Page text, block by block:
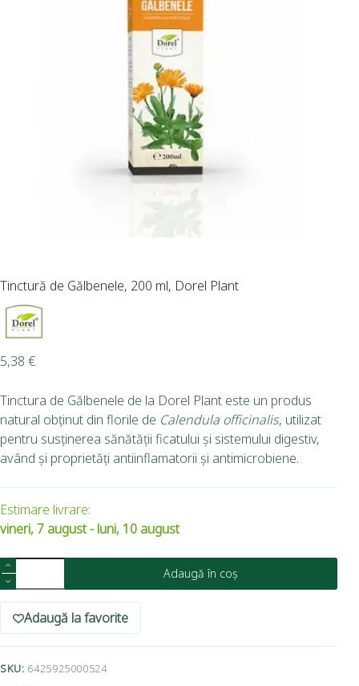
Tinctură de Gălbenele, 200 ml, Dorel Plant
5,38 €
Tinctura de Gălbenele de la Dorel Plant este un produs
natural obținut din florile de Calendula officinalis, utilizat
pentru susținerea sănătății ficatului și sistemului digestiv,
având și proprietăți antiinflamatorii și antimicrobiene.
Estimare livrare:
vineri, 7 august - luni, 10 august
Adaugă în coș
Adaugă la favorite
SKU: 6425925000524